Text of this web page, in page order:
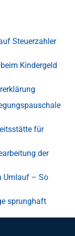
Steuerzahler
Kindergeld
für
der
Umlauf – So
sprunghaft